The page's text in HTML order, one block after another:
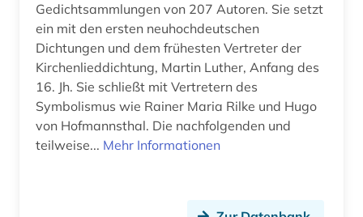
Gedichtsammlungen von 207 Autoren. Sie setzt
ein mit den ersten neuhochdeutschen
Dichtungen und dem frühesten Vertreter der
Kirchenlieddichtung, Martin Luther, Anfang des
16. Jh. Sie schließt mit Vertretern des
Symbolismus wie Rainer Maria Rilke und Hugo
von Hofmannsthal. Die nachfolgenden und
teilweise... Mehr Informationen